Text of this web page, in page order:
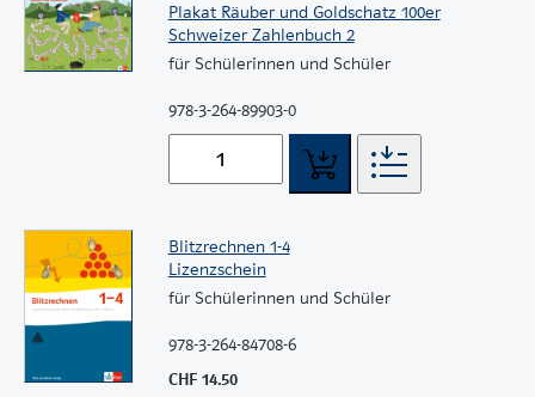
Plakat Räuber und Goldschatz 100er
Schweizer Zahlenbuch 2
für Schülerinnen und Schüler
978-3-264-89903-0
Blitzrechnen 1-4
Lizenzschein
für Schülerinnen und Schüler
978-3-264-84708-6
CHF 14.50